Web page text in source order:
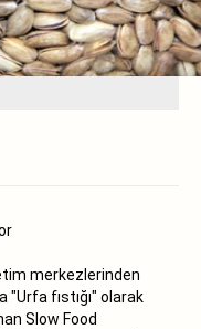
merkezlerinden
"Urfa fıstığı" olarak
Slow Food